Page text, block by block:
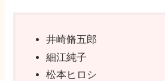
井崎脩五郎
細江純子
松本ヒロシ